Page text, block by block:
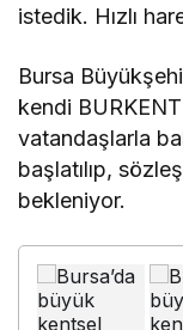
istedik. Hızlı
Bursa
kendi
vatandaşlarla
başlatılıp,
bekleniyor.